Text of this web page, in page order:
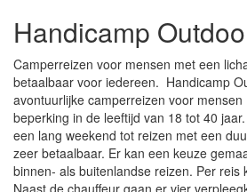
Handicamp
Camperreizen voor mensen met een
betaalbaar voor iedereen. Handicamp
avontuurlijke camperreizen voor
beperking in de leeftijd van 18 tot 40
een lang weekend tot reizen met een
zeer betaalbaar. Er kan een keuze
binnen- als buitenlandse reizen. Per reis
Naast de chauffeur gaan er vier